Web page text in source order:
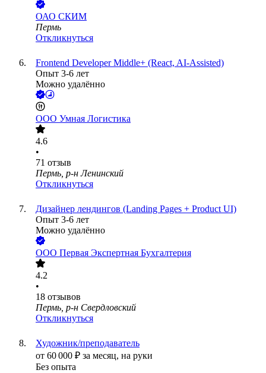
ОАО СКИМ
Пермь
Откликнуться
Frontend Developer Middle+ (React, AI-Assisted)
Опыт 3-6 лет
Можно удалённо
ООО Умная Логистика
4.6
•
71 отзыв
Пермь, р-н Ленинский
Откликнуться
Дизайнер лендингов (Landing Pages + Product UI)
Опыт 3-6 лет
Можно удалённо
ООО Первая Экспертная Бухгалтерия
4.2
•
18 отзывов
Пермь, р-н Свердловский
Откликнуться
Художник/преподаватель
от 60 000 ₽ за месяц, на руки
Без опыта